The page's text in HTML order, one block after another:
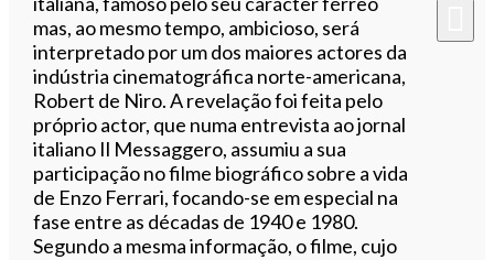
mas, ao mesmo tempo, ambicioso, será
interpretado por um dos maiores actores da
indústria cinematográfica norte-americana,
Robert de Niro. A revelação foi feita pelo
próprio actor, que numa entrevista ao jornal
italiano Il Messaggero, assumiu a sua
participação no filme biográfico sobre a vida
de Enzo Ferrari, focando-se em especial na
fase entre as décadas de 1940 e 1980.
Segundo a mesma informação, o filme, cujo